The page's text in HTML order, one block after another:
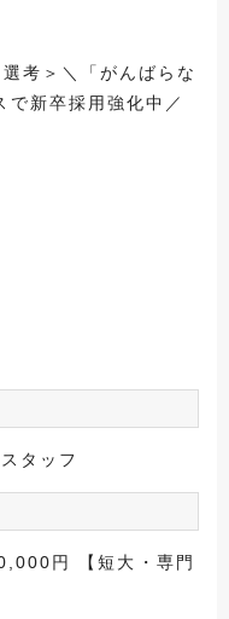
考＞＼「がんばらな
で新卒採用強化中／
タッフ
円 【短大・専門